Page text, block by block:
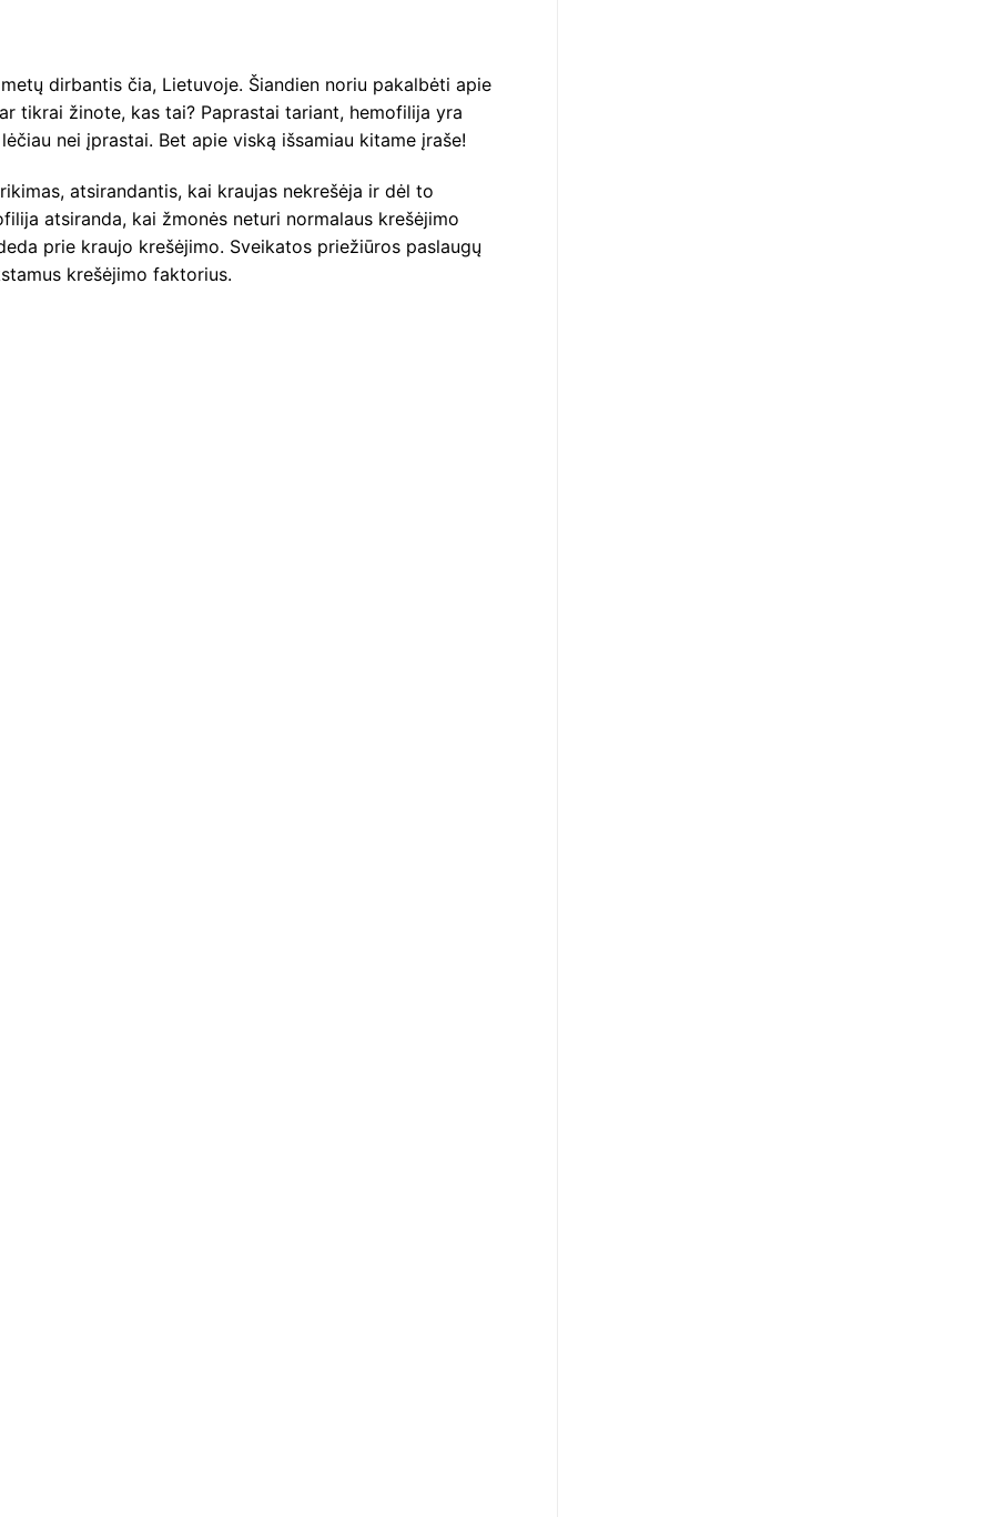
dirbantis čia, Lietuvoje. Šiandien noriu pakalbėti apie
tikrai žinote, kas tai? Paprastai tariant, hemofilija yra
nei įprastai. Bet apie viską išsamiau kitame įraše!
atsirandantis, kai kraujas nekrešėja ir dėl to
atsiranda, kai žmonės neturi normalaus krešėjimo
prie kraujo krešėjimo. Sveikatos priežiūros paslaugų
krešėjimo faktorius.